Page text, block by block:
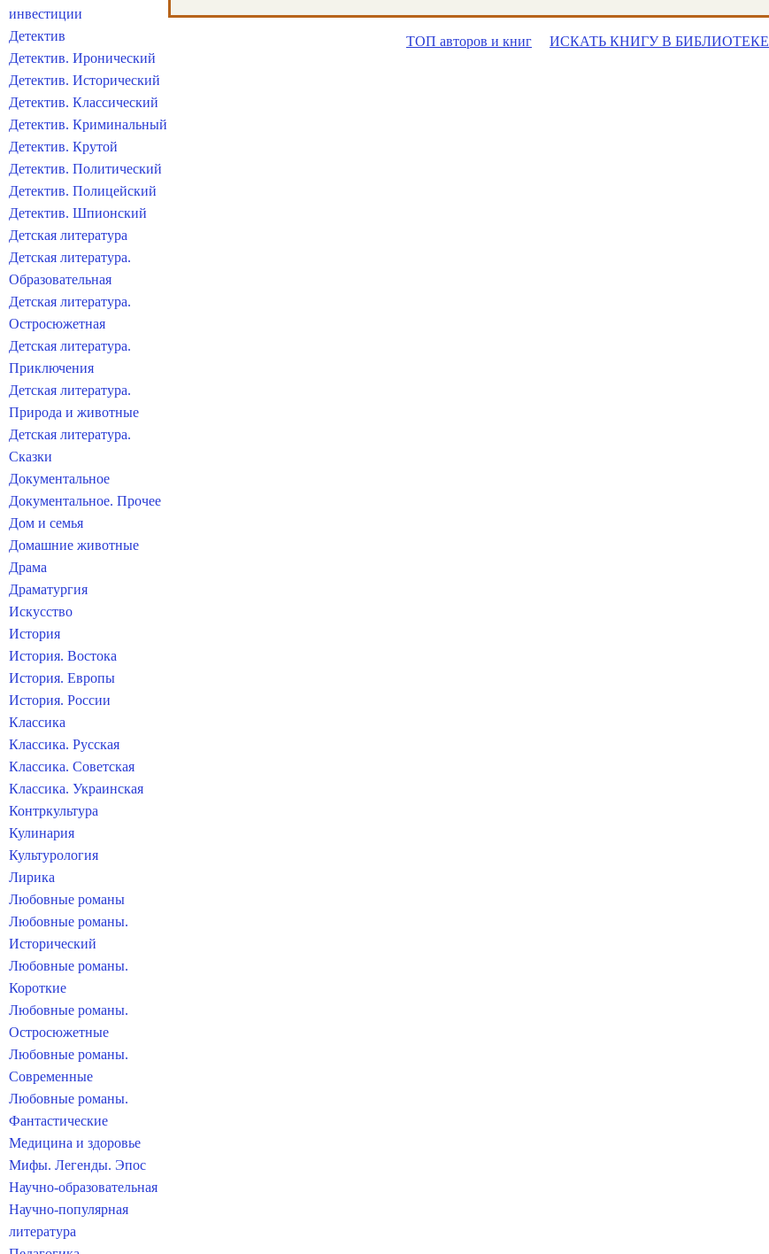
ТОП авторов и книг ИСКАТЬ КНИГУ В БИБЛИОТЕКЕ
инвестиции
Детектив
Детектив. Иронический
Детектив. Исторический
Детектив. Классический
Детектив. Криминальный
Детектив. Крутой
Детектив. Политический
Детектив. Полицейский
Детектив. Шпионский
Детская литература
Детская литература.
Образовательная
Детская литература.
Остросюжетная
Детская литература.
Приключения
Детская литература.
Природа и животные
Детская литература.
Сказки
Документальное
Документальное. Прочее
Дом и семья
Домашние животные
Драма
Драматургия
Искусство
История
История. Востока
История. Европы
История. России
Классика
Классика. Русская
Классика. Советская
Классика. Украинская
Контркультура
Кулинария
Культурология
Лирика
Любовные романы
Любовные романы.
Исторический
Любовные романы.
Короткие
Любовные романы.
Остросюжетные
Любовные романы.
Современные
Любовные романы.
Фантастические
Медицина и здоровье
Мифы. Легенды. Эпос
Научно-образовательная
Научно-популярная
литература